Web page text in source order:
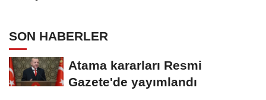
SON HABERLER
Atama kararları Resmi
Gazete'de yayımlandı